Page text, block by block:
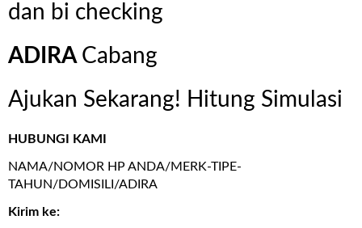
dan bi checking
ADIRA Cabang
Ajukan Sekarang! Hitung Simulasi
HUBUNGI KAMI
NAMA/NOMOR HP ANDA/MERK-TIPE-
TAHUN/DOMISILI/ADIRA
Kirim ke: